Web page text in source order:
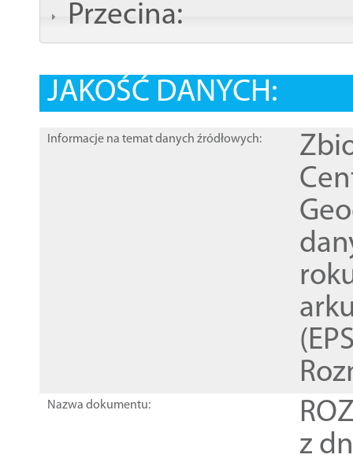
Przecina:
JAKOŚĆ DANYCH:
Informacje na temat danych źródłowych:
Nazwa dokumentu:
z